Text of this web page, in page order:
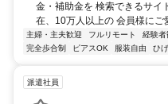
金・補助金を 検索できるサイ
在、10万人以上の 会員様に
主婦・主夫歓迎 フルリモート 経験者
完全歩合制
ピアスOK 服装自由 ひ
派遣社員